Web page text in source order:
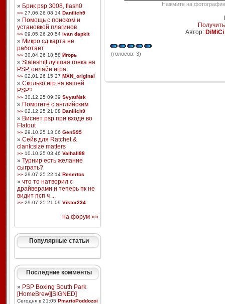
» Брик psp 3008, flash0
»» 27.06.26 08:14 Danilich9
» Помощь с поиском и
установкой плагинов
»» 09.05.26 20:54 ivan dapkit
» Микро сд карта не
работает
»» 30.04.26 18:58 Игорь
» Stateshift лучшая гонка на
PSP, онлайн игра
»» 02.01.26 15:27 MXN_original
» Сколько игр на вашей
PSP?
»» 30.12.25 09:39 SvyatNsk
» Помогите с английским
»» 02.12.25 21:08 Danilich9
» Виснет psp при входе во
Flatout
»» 29.10.25 13:06 GenS95
» Сейв для Ratchet &
clank:size matters
»» 10.10.25 03:46 Valhall88
» Турнир есть желание
сыграть?
»» 29.07.25 22:14 Resertos
» что то натворил с
драйверами и теперь пк не
видит псп ч ...
»» 29.07.25 21:09 Viktor234
на форум »»
Популярные статьи
Последние комменты
» PSP Boxing South Park
[HomeBrew][SIGNED]
Сегодня в 21:05 PmarioPoddozoi
Нажмите на
Автор: DiMiCi
(голосов: 3)